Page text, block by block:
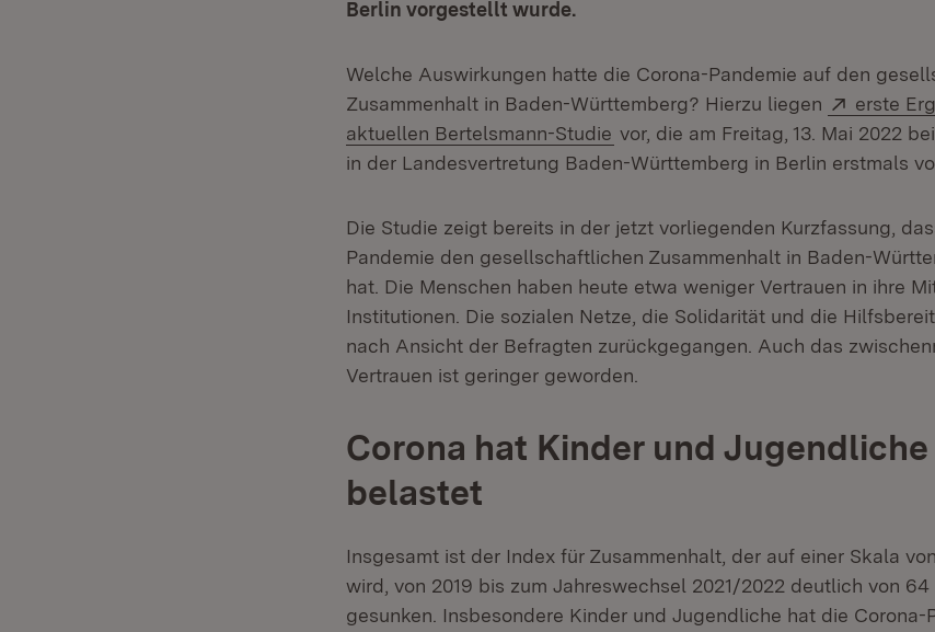
Berlin vorgestellt wurde.
Welche Auswirkungen hatte die Corona-Pandemie auf den
Zusammenhalt in Baden-Württemberg? Hierzu liegen
Extern:
erste
aktuellen Bertelsmann-Studie (Öffnet in neuem Fenster)
vor, die am Freitag, 13. Mai 2022
in der Landesvertretung Baden-Württemberg in Berlin erstmals
Die Studie zeigt bereits in der jetzt vorliegenden Kurzfassung,
Pandemie den gesellschaftlichen Zusammenhalt in Baden-
hat. Die Menschen haben heute etwa weniger Vertrauen in ihre
Institutionen. Die sozialen Netze, die Solidarität und die
nach Ansicht der Befragten zurückgegangen. Auch das
Vertrauen ist geringer geworden.
Corona hat Kinder und
belastet
Insgesamt ist der Index für Zusammenhalt, der auf einer Skala
wird, von 2019 bis zum Jahreswechsel 2021/2022 deutlich von
gesunken. Insbesondere Kinder und Jugendliche hat die Corona-